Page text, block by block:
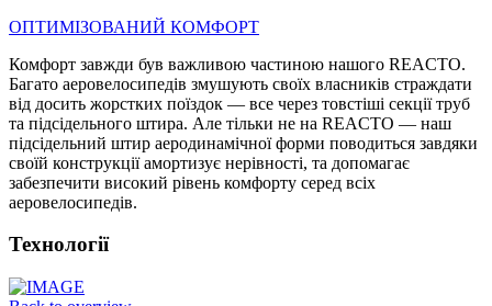
ОПТИМIЗОВАНИЙ КОМФОРТ
Комфорт завжди був важливою частиною нашого REACTO.
Багато аеровелосипедів змушують своїх власників страждати
від досить жорстких поїздок — все через товстіші секції труб
та підсідельного штира. Але тільки не на REACTO — наш
підсідельний штир аеродинамічної форми поводиться завдяки
своїй конструкції амортизує нерівності, та допомагає
забезпечити високий рівень комфорту серед всіх
аеровелосипедів.
Технології